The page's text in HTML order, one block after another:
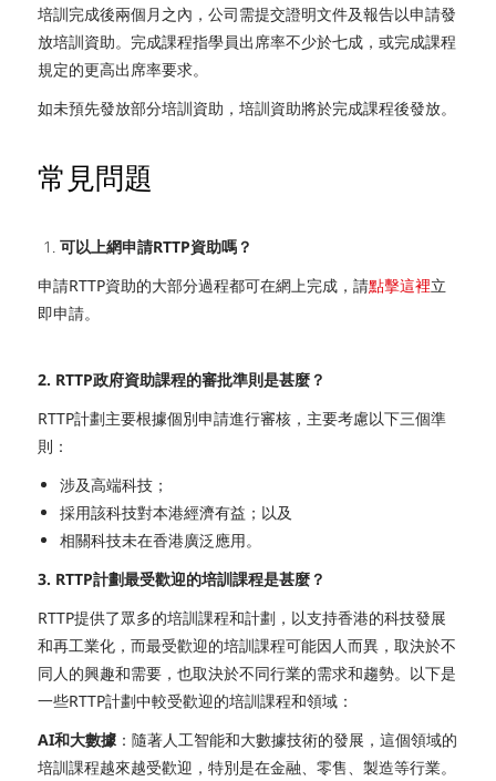
培訓完成後兩個月之內，公司需提交證明文件及報告以申請發
放培訓資助。完成課程指學員出席率不少於七成，或完成課程
規定的更高出席率要求。
如未預先發放部分培訓資助，培訓資助將於完成課程後發放。
常見問題
可以上網申請RTTP資助嗎？
申請RTTP資助的大部分過程都可在網上完成，請點擊這裡立
即申請。
2. RTTP政府資助課程的審批準則是甚麼？
RTTP計劃主要根據個別申請進行審核，主要考慮以下三個準
則：
涉及高端科技；
採用該科技對本港經濟有益；以及
相關科技未在香港廣泛應用。
3. RTTP計劃最受歡迎的培訓課程是甚麼？
RTTP提供了眾多的培訓課程和計劃，以支持香港的科技發展
和再工業化，而最受歡迎的培訓課程可能因人而異，取決於不
同人的興趣和需要，也取決於不同行業的需求和趨勢。 以下是
一些RTTP計劃中較受歡迎的培訓課程和領域：
AI和大數據 ：隨著人工智能和大數據技術的發展，這個領域的
培訓課程越來越受歡迎，特別是在金融、零售、製造等行業。